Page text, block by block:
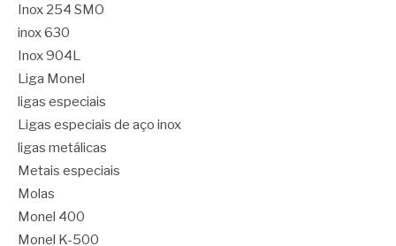
Inox 254 SMO
inox 630
Inox 904L
Liga Monel
ligas especiais
Ligas especiais de aço inox
ligas metálicas
Metais especiais
Molas
Monel 400
Monel K-500